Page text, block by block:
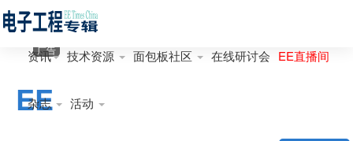
资讯 技术资源 面包板社区 在线研讨会 EE直播间
杂志 活动
EE
广告